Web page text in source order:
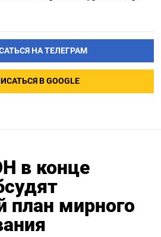
НА ТЕЛЕГРАМ
В GOOGLE
в конце
план мирного